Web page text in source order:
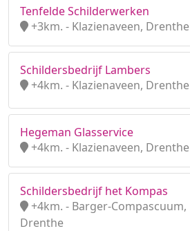
Tenfelde Schilderwerken
+3km. - Klazienaveen, Drenthe
Schildersbedrijf Lambers
+4km. - Klazienaveen, Drenthe
Hegeman Glasservice
+4km. - Klazienaveen, Drenthe
Schildersbedrijf het Kompas
+4km. - Barger-Compascuum,
Drenthe